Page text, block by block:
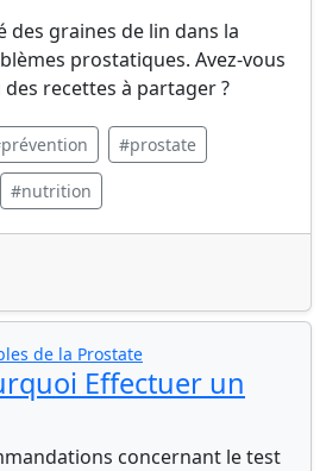
des graines de lin dans la
prostatiques. Avez-vous
recettes à partager ?
#prostate
#nutrition
de la Prostate
Effectuer un
concernant le test